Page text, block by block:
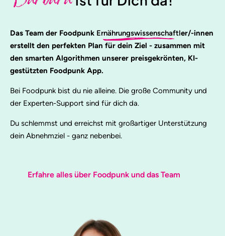
Das Team der Foodpunk Ernährungswissenschaftler/-innen
erstellt den perfekten Plan für dein Ziel - zusammen mit
den smarten Algorithmen unserer preisgekrönten, KI-
gestützten Foodpunk App.
Bei Foodpunk bist du nie alleine. Die große Community und
der Experten-Support sind für dich da.
Du schlemmst und erreichst mit großartiger Unterstützung
dein Abnehmziel - ganz nebenbei.
Erfahre alles über Foodpunk und das Team